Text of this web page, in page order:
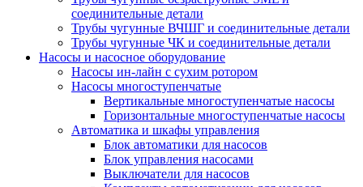
соединительные детали
Трубы чугунные ВЧШГ и соединительные детали
Трубы чугунные ЧК и соединительные детали
Насосы и насосное оборудование
Насосы ин-лайн с сухим ротором
Насосы многоступенчатые
Вертикальные многоступенчатые насосы
Горизонтальные многоступенчатые насосы
Автоматика и шкафы управления
Блок автоматики для насосов
Блок управления насосами
Выключатели для насосов